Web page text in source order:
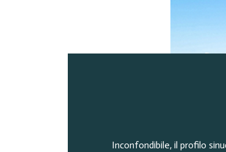
Inconfondibile, il profilo